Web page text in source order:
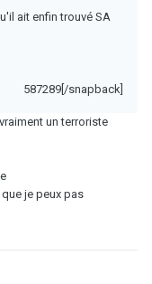
ait enfin trouvé SA
587289[/snapback]
un terroriste
je peux pas